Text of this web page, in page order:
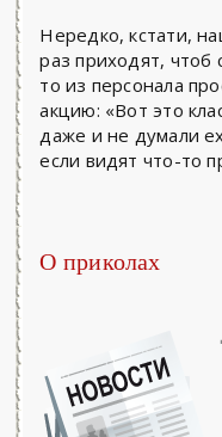
Нередко, кстати,
раз приходят, чтоб
то из персонала
акцию: «Вот это
даже и не думали
если видят что-то
О приколах